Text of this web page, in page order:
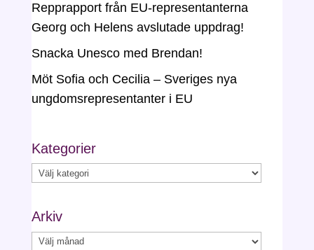
Repprapport från EU-representanterna
Georg och Helens avslutade uppdrag!
Snacka Unesco med Brendan!
Möt Sofia och Cecilia – Sveriges nya
ungdomsrepresentanter i EU
Kategorier
Kategorier
Arkiv
Arkiv